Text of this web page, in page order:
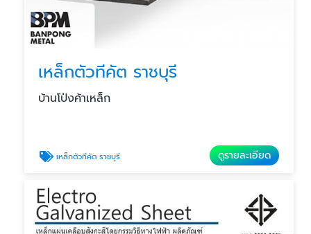
เหล็กตัวทีคัต ราชบุรี
บ้านโป่งค้าเหล็ก
เหล็กตัวทีคัต ราชบุรี ดูรายละเอียด